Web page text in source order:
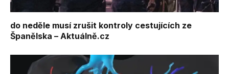
do neděle musí zrušit kontroly cestujících ze
Španělska – Aktuálně.cz